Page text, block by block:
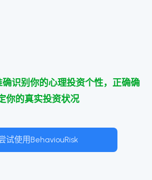
识别你的心理投资个性，正确确
你的真实投资状况
试使用BehaviouRisk